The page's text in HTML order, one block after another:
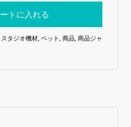
スタジオ機材,ペット ,商品,商品ジャ